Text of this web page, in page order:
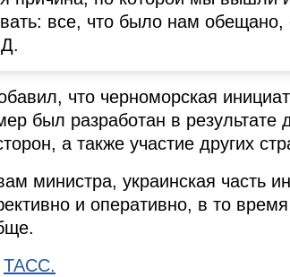
все, что было нам
что черноморская
был разработан в результате
а также участие других
министра, украинская часть
и оперативно, в то
ТАСС.